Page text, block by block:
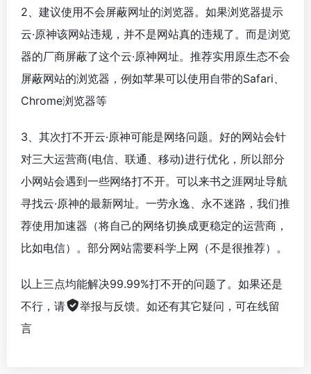
2、建议使用不会屏蔽网址的浏览器。如果浏览器提示
云·原神该网站违规，并不是网站真的违规了。而是浏览
器的厂商屏蔽了这个云·原神网址。推荐实用原生态不会
屏蔽网站的浏览器，例如苹果可以使用自带的Safari、
Chrome浏览器等
3、其次打不开云·原神可能是网络问题。好的网站会针
对三大运营商(电信、联通、移动)进行优化，所以部分
小网站会遇到一些网络打不开。可以来书之涯网址导航
寻找云·原神的最新网址。一劳永逸、永不迷路，我们推
荐使用加速器（将自己的网络切换成更稳定的运营商，
比如电信）。部分网站需要科学上网（不是很推荐）。
以上三点均能解决99.99%打不开的问题了。如果还是
不行，请
举报与反馈。如还有其它疑问，可在线留
言